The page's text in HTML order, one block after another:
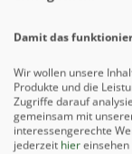
Damit das
Wir wollen unsere
Produkte und die
Zugriffe darauf
gemeinsam mit
interessengerechte
jederzeit hier